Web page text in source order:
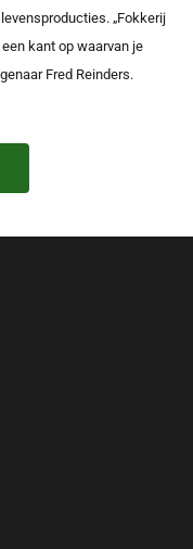
„Fokkerij
kant op waarvan je
Fred Reinders.